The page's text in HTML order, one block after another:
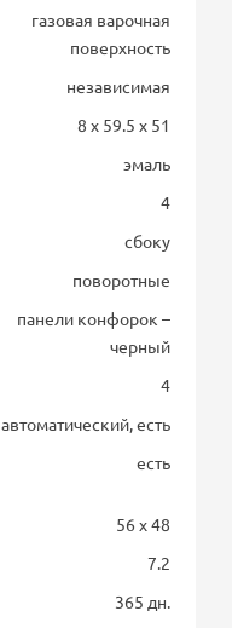
газовая варочная
поверхность
независимая
8 x 59.5 x 51
эмаль
4
сбоку
поворотные
панели конфорок –
черный
4
автоматический, есть
есть
56 x 48
7.2
365 дн.